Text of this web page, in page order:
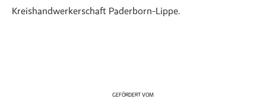
Kreishandwerkerschaft Paderborn-Lippe.
GEFÖRDERT VOM